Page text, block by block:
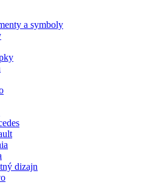
a symboly
dizajn